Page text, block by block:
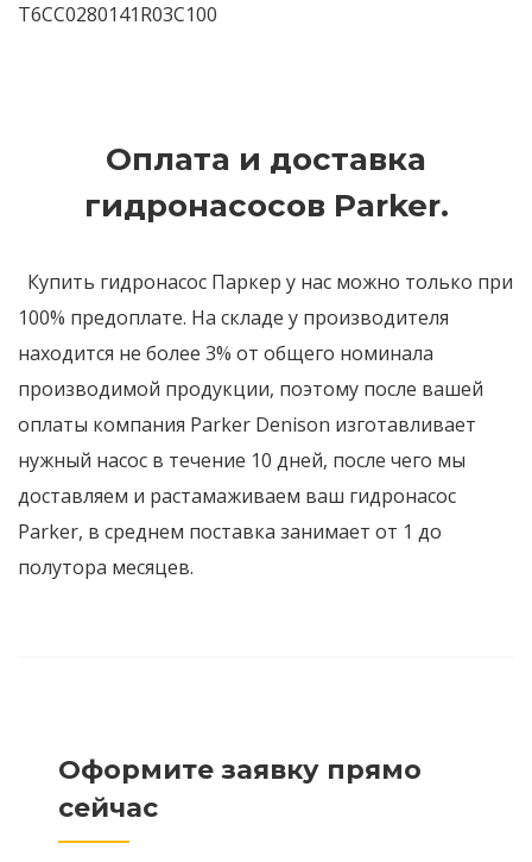
T6CC0280141R03C100
Оплата и доставка
гидронасосов Parker.
Купить гидронасос Паркер у нас можно только при
100% предоплате. На складе у производителя
находится не более 3% от общего номинала
производимой продукции, поэтому после вашей
оплаты компания Parker Denison изготавливает
нужный насос в течение 10 дней, после чего мы
доставляем и растамаживаем ваш гидронасос
Parker, в среднем поставка занимает от 1 до
полутора месяцев.
Оформите заявку прямо
сейчас